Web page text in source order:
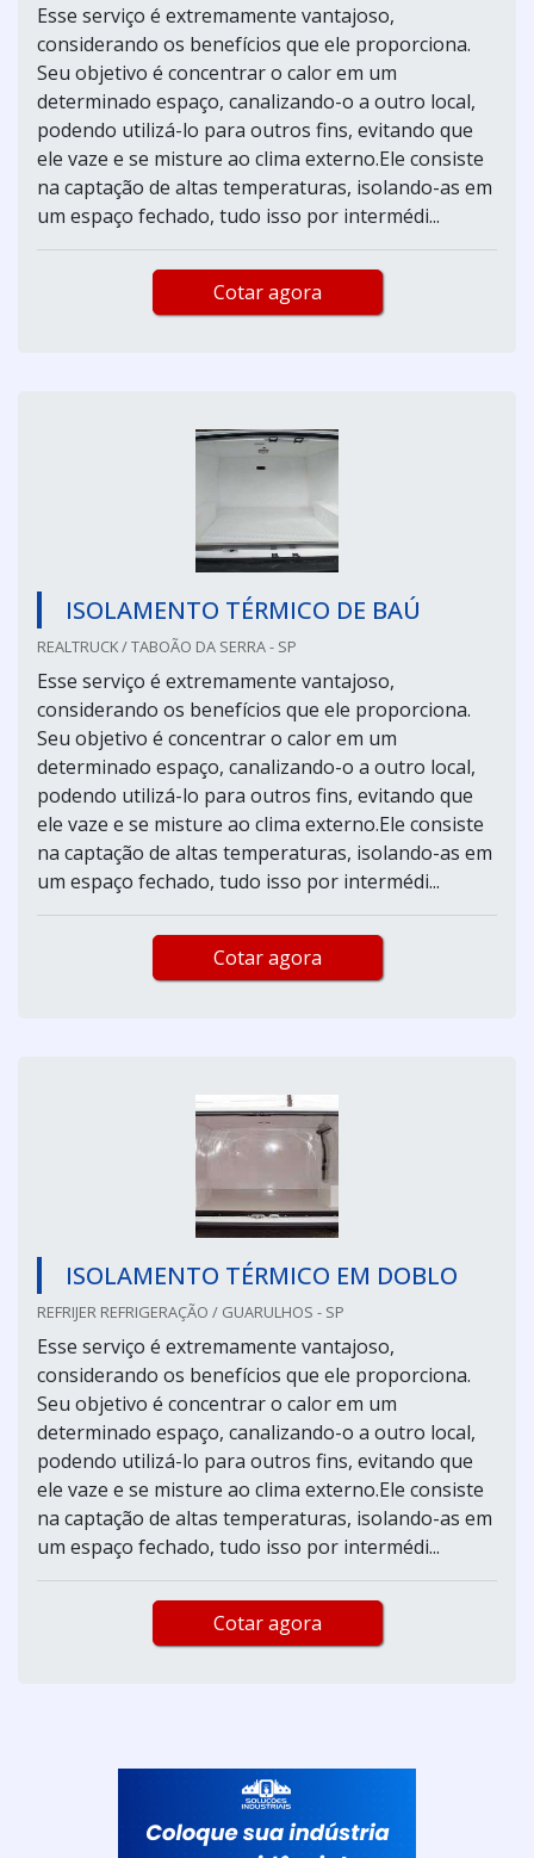
Esse serviço é extremamente vantajoso,
considerando os benefícios que ele proporciona.
Seu objetivo é concentrar o calor em um
determinado espaço, canalizando-o a outro local,
podendo utilizá-lo para outros fins, evitando que
ele vaze e se misture ao clima externo.Ele consiste
na captação de altas temperaturas, isolando-as em
um espaço fechado, tudo isso por intermédi...
Cotar agora
ISOLAMENTO TÉRMICO DE BAÚ
REALTRUCK / TABOÃO DA SERRA - SP
Esse serviço é extremamente vantajoso,
considerando os benefícios que ele proporciona.
Seu objetivo é concentrar o calor em um
determinado espaço, canalizando-o a outro local,
podendo utilizá-lo para outros fins, evitando que
ele vaze e se misture ao clima externo.Ele consiste
na captação de altas temperaturas, isolando-as em
um espaço fechado, tudo isso por intermédi...
Cotar agora
ISOLAMENTO TÉRMICO EM DOBLO
REFRIJER REFRIGERAÇÃO / GUARULHOS - SP
Esse serviço é extremamente vantajoso,
considerando os benefícios que ele proporciona.
Seu objetivo é concentrar o calor em um
determinado espaço, canalizando-o a outro local,
podendo utilizá-lo para outros fins, evitando que
ele vaze e se misture ao clima externo.Ele consiste
na captação de altas temperaturas, isolando-as em
um espaço fechado, tudo isso por intermédi...
Cotar agora